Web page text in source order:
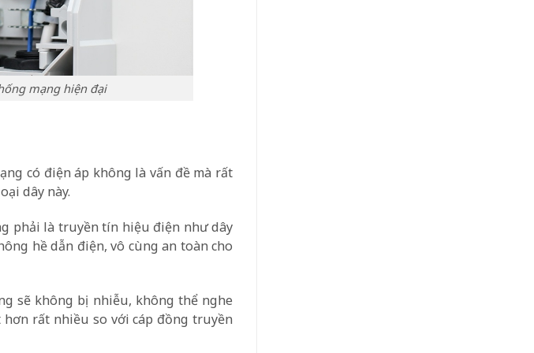
mạng hiện đại
có điện áp không là vấn đề mà rất
dây này.
phải là truyền tín hiệu điện như dây
hề dẫn điện, vô cùng an toàn cho
sẽ không bị nhiễu, không thể nghe
rất nhiều so với cáp đồng truyền